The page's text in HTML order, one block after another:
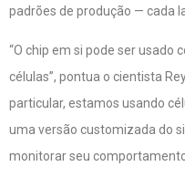
padrões de produção — cada
“O chip em si pode ser usado
células”, pontua o cientista
particular, estamos usando
uma versão customizada do
monitorar seu